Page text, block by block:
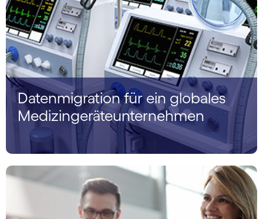
Datenmigration für ein globales
Medizin­geräteunternehmen